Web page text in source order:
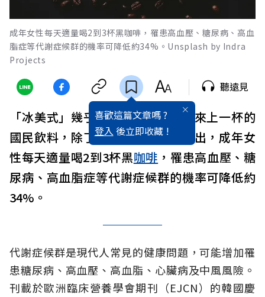
成年女性每天適量喝2到3杯黑咖啡，罹患高血壓、糖尿病、高血
脂症等代謝症候群的機率可降低約34%。Unsplash by Indra
Projects
喜歡這篇文章嗎 ?
登入 後立即收藏 !
聽遠見
「冰美式」幾乎是韓國人飯後最愛來上一杯的
國民飲料，除了提神，最新研究指出，成年女
性每天適量喝2到3杯黑咖啡 ，罹患高血壓、糖
尿病、高血脂症等代謝症候群的機率可降低約
34%。
代謝症候群是現代人常見的健康問題，可能增加罹
患糖尿病、高血壓、高血脂、心臟病及中風風險。
刊載於歐洲臨床營養學會期刊（EJCN）的韓國慶